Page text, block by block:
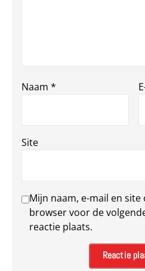
Naam *
Site
Mijn naam, e-mail en site
browser voor de
reactie plaats.